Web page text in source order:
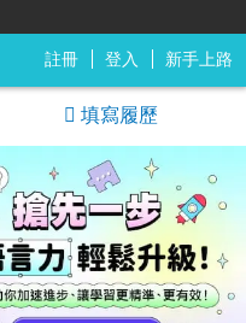
註冊 登入 新手上路
填寫履歷